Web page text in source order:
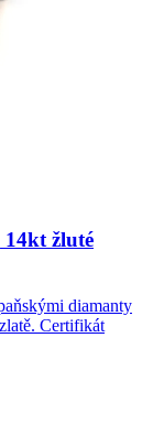
14kt žluté
diamanty
Certifikát